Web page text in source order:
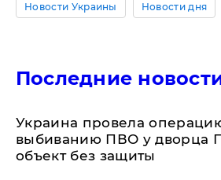
Новости Украины Новости дня
Последние
Украина провела
выбиванию ПВО у дворца
объект без защиты